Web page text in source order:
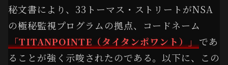
秘文書により、33トーマス・ストリートがNSA
の極秘監視プログラムの拠点、コードネーム
「TITANPOINTE（タイタンポワント）」であ
ることが強く示唆されたのである。以下に、この